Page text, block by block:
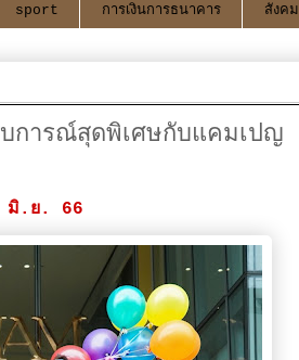
sport การเงินการธนาคาร สังคม
บการณ์สุดพิเศษกับแคมเปญ
มิ.ย. 66